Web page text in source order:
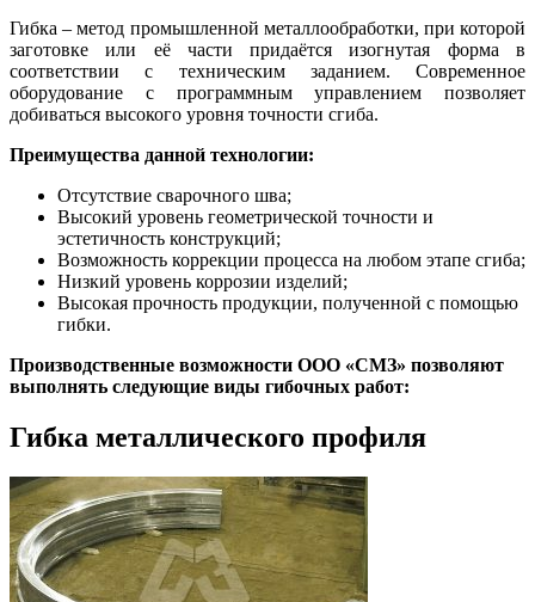
Гибка – метод промышленной металлообработки, при которой
заготовке или её части придаётся изогнутая форма в
соответствии с техническим заданием. Современное
оборудование с программным управлением позволяет
добиваться высокого уровня точности сгиба.
Преимущества данной технологии:
Отсутствие сварочного шва;
Высокий уровень геометрической точности и
эстетичность конструкций;
Возможность коррекции процесса на любом этапе сгиба;
Низкий уровень коррозии изделий;
Высокая прочность продукции, полученной с помощью
гибки.
Производственные возможности ООО «СМЗ» позволяют
выполнять следующие виды гибочных работ:
Гибка металлического профиля